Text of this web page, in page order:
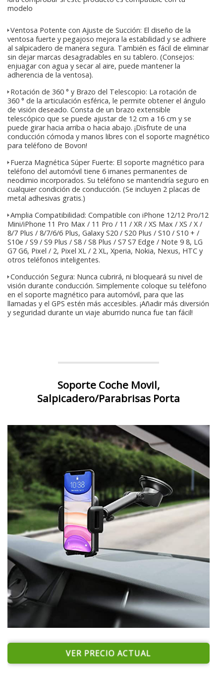
modelo
✦Ventosa Potente con Ajuste de Succión: El diseño de la
ventosa fuerte y pegajoso mejora la estabilidad y se adhiere
al salpicadero de manera segura. También es fácil de eliminar
sin dejar marcas desagradables en su tablero. (Consejos:
enjuagar con agua y secar al aire, puede mantener la
adherencia de la ventosa).
✦Rotación de 360 ° y Brazo del Telescopio: La rotación de
360 ° de la articulación esférica, le permite obtener el ángulo
de visión deseado. Consta de un brazo extensible
telescópico que se puede ajustar de 12 cm a 16 cm y se
puede girar hacia arriba o hacia abajo. ¡Disfrute de una
conducción cómoda y manos libres con el soporte magnético
para teléfono de Bovon!
✦Fuerza Magnética Súper Fuerte: El soporte magnético para
teléfono del automóvil tiene 6 imanes permanentes de
neodimio incorporados. Su teléfono se mantendría seguro en
cualquier condición de conducción. (Se incluyen 2 placas de
metal adhesivas gratis.)
✦Amplia Compatibilidad: Compatible con iPhone 12/12 Pro/12
Mini/iPhone 11 Pro Max / 11 Pro / 11 / XR / XS Max / XS / X /
8/7 Plus / 8/7/6/6 Plus, Galaxy S20 / S20 Plus / S10 / S10 + /
S10e / S9 / S9 Plus / S8 / S8 Plus / S7 S7 Edge / Note 9 8, LG
G7 G6, Pixel / 2, Pixel XL / 2 XL, Xperia, Nokia, Nexus, HTC y
otros teléfonos inteligentes.
✦Conducción Segura: Nunca cubrirá, ni bloqueará su nivel de
visión durante conducción. Simplemente coloque su teléfono
en el soporte magnético para automóvil, para que las
llamadas y el GPS estén más accesibles. ¡Añadir más diversión
y seguridad durante un viaje aburrido nunca fue tan fácil!
Soporte Coche Movil,
Salpicadero/Parabrisas Porta
VER PRECIO ACTUAL